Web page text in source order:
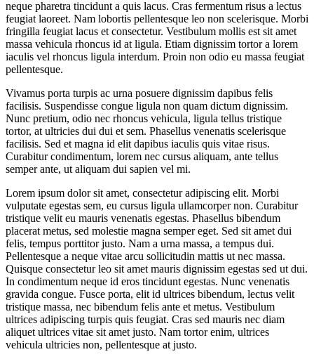
neque pharetra tincidunt a quis lacus. Cras fermentum risus a lectus
feugiat laoreet. Nam lobortis pellentesque leo non scelerisque. Morbi
fringilla feugiat lacus et consectetur. Vestibulum mollis est sit amet
massa vehicula rhoncus id at ligula. Etiam dignissim tortor a lorem
iaculis vel rhoncus ligula interdum. Proin non odio eu massa feugiat
pellentesque.
Vivamus porta turpis ac urna posuere dignissim dapibus felis
facilisis. Suspendisse congue ligula non quam dictum dignissim.
Nunc pretium, odio nec rhoncus vehicula, ligula tellus tristique
tortor, at ultricies dui dui et sem. Phasellus venenatis scelerisque
facilisis. Sed et magna id elit dapibus iaculis quis vitae risus.
Curabitur condimentum, lorem nec cursus aliquam, ante tellus
semper ante, ut aliquam dui sapien vel mi.
Lorem ipsum dolor sit amet, consectetur adipiscing elit. Morbi
vulputate egestas sem, eu cursus ligula ullamcorper non. Curabitur
tristique velit eu mauris venenatis egestas. Phasellus bibendum
placerat metus, sed molestie magna semper eget. Sed sit amet dui
felis, tempus porttitor justo. Nam a urna massa, a tempus dui.
Pellentesque a neque vitae arcu sollicitudin mattis ut nec massa.
Quisque consectetur leo sit amet mauris dignissim egestas sed ut dui.
In condimentum neque id eros tincidunt egestas. Nunc venenatis
gravida congue. Fusce porta, elit id ultrices bibendum, lectus velit
tristique massa, nec bibendum felis ante et metus. Vestibulum
ultrices adipiscing turpis quis feugiat. Cras sed mauris nec diam
aliquet ultrices vitae sit amet justo. Nam tortor enim, ultrices
vehicula ultricies non, pellentesque at justo.